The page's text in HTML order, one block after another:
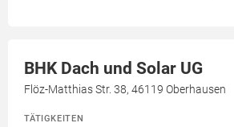
BHK Dach und Solar UG
Flöz-Matthias Str. 38, 46119 Oberhausen
TÄTIGKEITEN